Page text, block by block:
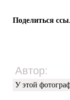
Поделиться
Автор:
У этой